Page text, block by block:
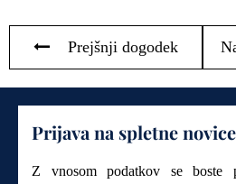
Prejšnji dogodek
Prijava na spletne novice
Z vnosom podatkov se boste